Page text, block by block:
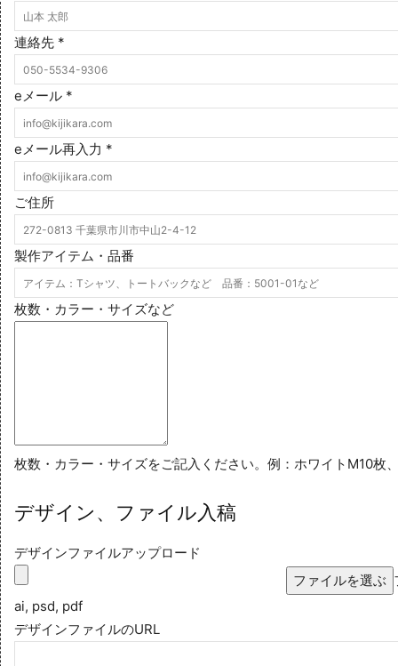
連絡先 *
eメール *
eメール再入力 *
ご住所
製作アイテム・品番
枚数・カラー・サイズなど
枚数・カラー・サイズをご記入ください。例：ホワイトM10
デザイン、ファイル入稿
デザインファイルアップロード
ファイルを選ぶ
ai, psd, pdf
デザインファイルのURL